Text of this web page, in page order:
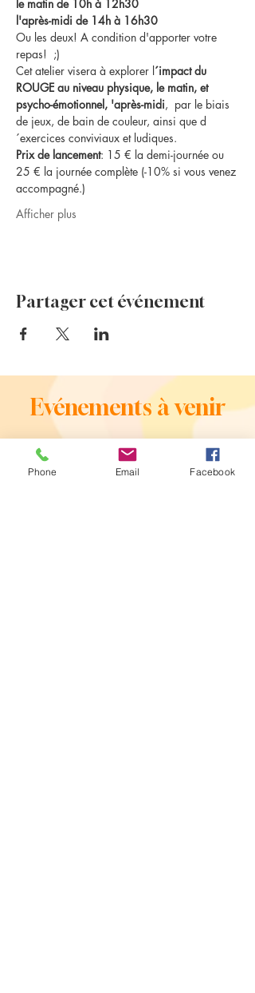
le matin de 10h à 12h30
l'après-midi de 14h à 16h30
Ou les deux! A condition d'apporter votre
repas!  ;)
Cet atelier visera à explorer l´impact du
ROUGE au niveau physique, le matin, et
psycho-émotionnel, 'après-midi,  par le biais
de jeux, de bain de couleur, ainsi que d
´exercices conviviaux et ludiques.
Prix de lancement: 15 € la demi-journée ou
25 € la journée complète (-10% si vous venez
accompagné.)
Afficher plus
Partager cet événement
Evénements à venir
Phone Email Facebook